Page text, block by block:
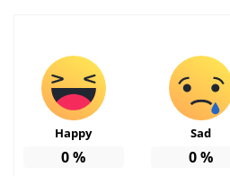
Happy
0%
Sad
0%